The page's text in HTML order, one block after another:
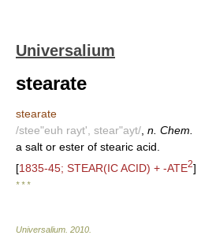
Universalium
stearate
stearate
/stee"euh rayt', stear"ayt/ n. Chem.
a salt or ester of stearic acid.
[1835-45; STEAR(IC ACID) + -ATE2]
* * *
Universalium 2010